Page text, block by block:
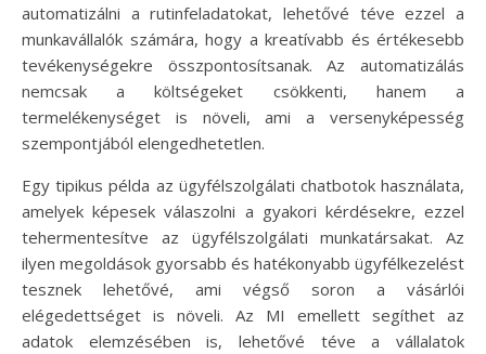
automatizálni a rutinfeladatokat, lehetővé téve ezzel a
munkavállalók számára, hogy a kreatívabb és értékesebb
tevékenységekre összpontosítsanak. Az automatizálás
nemcsak a költségeket csökkenti, hanem a
termelékenységet is növeli, ami a versenyképesség
szempontjából elengedhetetlen.
Egy tipikus példa az ügyfélszolgálati chatbotok használata,
amelyek képesek válaszolni a gyakori kérdésekre, ezzel
tehermentesítve az ügyfélszolgálati munkatársakat. Az
ilyen megoldások gyorsabb és hatékonyabb ügyfélkezelést
tesznek lehetővé, ami végső soron a vásárlói
elégedettséget is növeli. Az MI emellett segíthet az
adatok elemzésében is, lehetővé téve a vállalatok